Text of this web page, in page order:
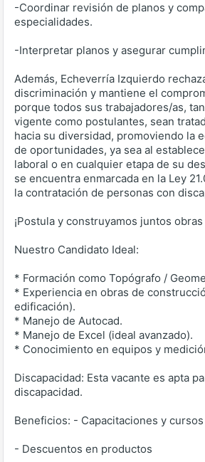
-Coordinar revisión de planos y
especialidades.
-Interpretar planos y asegurar
Además, Echeverría Izquierdo
discriminación y mantiene el
porque todos sus trabajadores/as,
vigente como postulantes, sean
hacia su diversidad, promoviendo la
de oportunidades, ya sea al
laboral o en cualquier etapa de su
se encuentra enmarcada en la Ley
la contratación de personas con
¡Postula y construyamos juntos
Nuestro Candidato Ideal:
* Formación como Topógrafo /
* Experiencia en obras de
edificación).
* Manejo de Autocad.
* Manejo de Excel (ideal avanzado).
* Conocimiento en equipos y
Discapacidad: Esta vacante es apta
discapacidad.
Beneficios: - Capacitaciones y cursos
- Descuentos en productos